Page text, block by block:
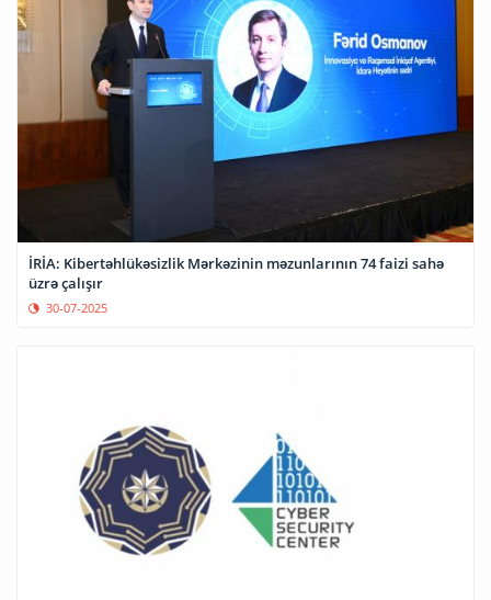
İRİA: Kibertəhlükəsizlik Mərkəzinin məzunlarının 74 faizi sahə
üzrə çalışır
30-07-2025